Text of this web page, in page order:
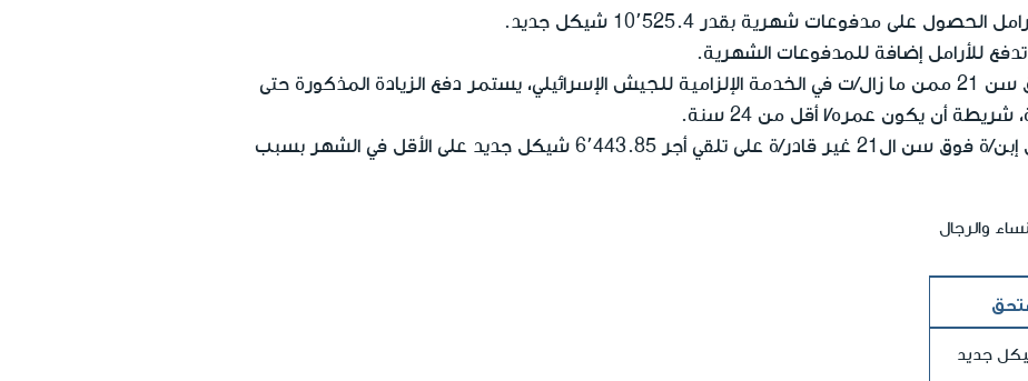
على مدفوعات شهرية بقدر 10٬525.4 شيكل جديد.
بالنسبة للإبن/ة من فوق سن 21 ممن ما زال/ت في الخدمة الإلزامية للجيش الإسرائيلي، يستمر دفع الزيادة المذكورة حتى
أن يكون عمره/ا أقل من 24 سنة.
تدفع الإضافة أيضاً مقابل إبن/ة فوق سن ال21 غير قادر/ة على تلقي أجر 6٬443.85 شيكل جديد على الأقل في الشهر بسبب
والرجال